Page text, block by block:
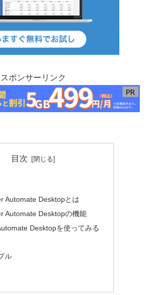
スポンサーリンク
目次
Automate Desktopとは
Automate Desktopの機能
Desktopを使ってみる
ル